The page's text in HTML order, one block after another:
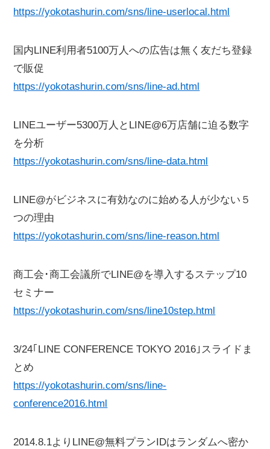
https://yokotashurin.com/sns/line-userlocal.html
国内LINE利用者5100万人への広告は無く友だち登録
で販促
https://yokotashurin.com/sns/line-ad.html
LINEユーザー5300万人とLINE@6万店舗に迫る数字
を分析
https://yokotashurin.com/sns/line-data.html
LINE@がビジネスに有効なのに始める人が少ない５
つの理由
https://yokotashurin.com/sns/line-reason.html
商工会･商工会議所でLINE@を導入するステップ10
セミナー
https://yokotashurin.com/sns/line10step.html
3/24｢LINE CONFERENCE TOKYO 2016｣スライドま
とめ
https://yokotashurin.com/sns/line-
conference2016.html
2014.8.1よりLINE@無料プランIDはランダムへ密か